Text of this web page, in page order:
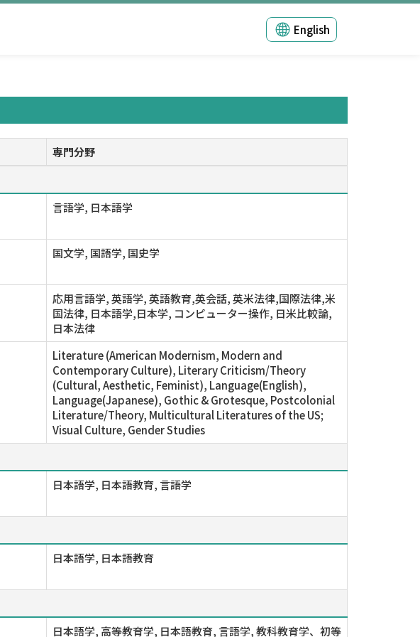
English
専門分野
言語学, 日本語学
国文学, 国語学, 国史学
応用言語学, 英語学, 英語教育,英会話, 英米法律,国際法律,米
国法律, 日本語学,日本学, コンピューター操作, 日米比較論,
日本法律
Literature (American Modernism, Modern and
Contemporary Culture), Literary Criticism/Theory
(Cultural, Aesthetic, Feminist), Language(English),
Language(Japanese), Gothic & Grotesque, Postcolonial
Literature/Theory, Multicultural Literatures of the US;
Visual Culture, Gender Studies
日本語学, 日本語教育, 言語学
日本語学, 日本語教育
日本語学, 高等教育学, 日本語教育, 言語学, 教科教育学、初等